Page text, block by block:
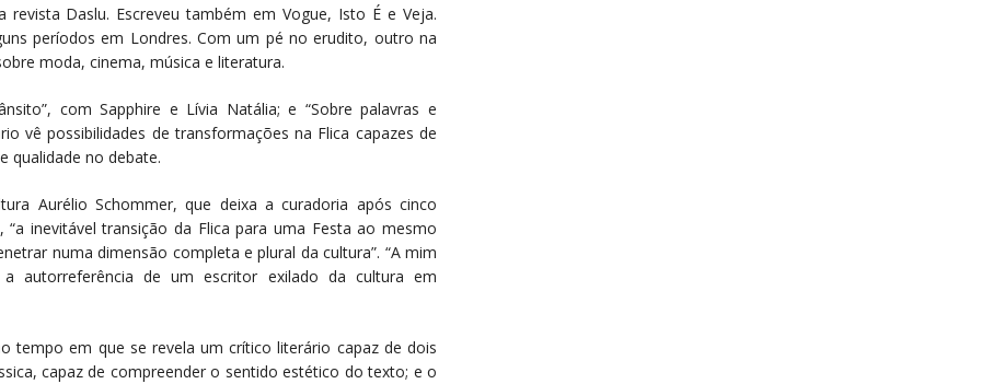
Daslu. Escreveu também em Vogue, Isto É e Veja.
períodos em Londres. Com um pé no erudito, outro na
moda, cinema, música e literatura.
com Sapphire e Lívia Natália; e “Sobre palavras e
vê possibilidades de transformações na Flica capazes de
qualidade no debate.
Aurélio Schommer, que deixa a curadoria após cinco
inevitável transição da Flica para uma Festa ao mesmo
numa dimensão completa e plural da cultura”. “A mim
autorreferência de um escritor exilado da cultura em
tempo em que se revela um crítico literário capaz de dois
capaz de compreender o sentido estético do texto; e o